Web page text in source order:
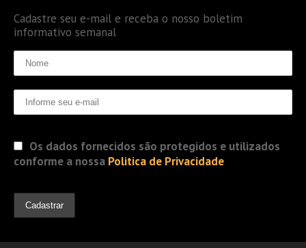
Cadastre seu e-mail e receba o nosso boletim
informativo semanal
Os dados fornecidos são protegidos e utilizados
conforme a nossa Politica de Privacidade